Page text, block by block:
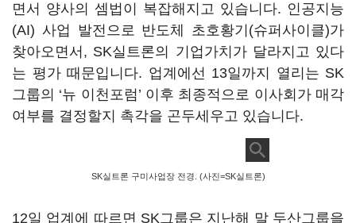
면서 양사의 셈법이 복잡해지고 있습니다. 인공지능
(AI) 사업 발전으로 반도체 초호황기(슈퍼사이클)가
찾아오면서, SK실트론의 기업가치가 달라지고 있다
는 평가 때문입니다. 업계에선 13일까지 열리는 SK
그룹의 ‘뉴 이천포럼’ 이후 최종적으로 이사회가 매각
여부를 결정할지 촉각을 곤두세우고 있습니다.
SK실트론 구미사업장 전경. (사진=SK실트론)
12일 업계에 따르면 SK그룹은 지난해 말 두산그룹을